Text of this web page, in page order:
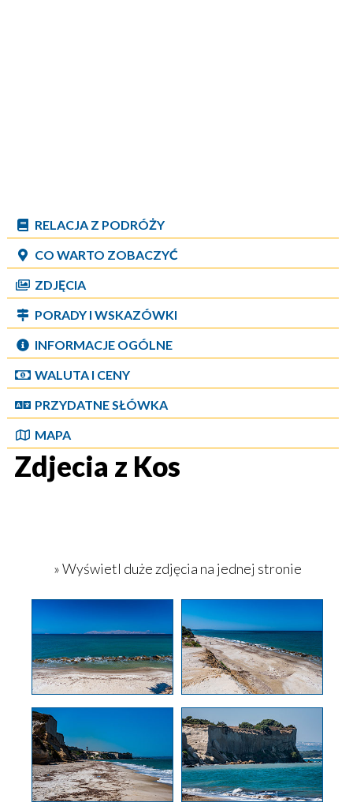
RELACJA Z PODRÓŻY
CO WARTO ZOBACZYĆ
ZDJĘCIA
PORADY I WSKAZÓWKI
INFORMACJE OGÓLNE
WALUTA I CENY
PRZYDATNE SŁÓWKA
MAPA
Zdjecia z Kos
» Wyświetl duże zdjęcia na jednej stronie